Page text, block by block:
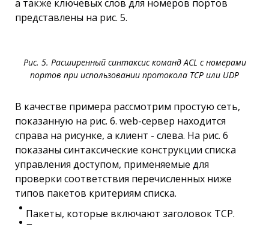
а также ключевых слов для номеров портов
представлены на рис. 5.
Рис. 5. Расширенный синтаксис команд ACL с номерами
портов при использовании протокола ТСР или UDP
В качестве примера рассмотрим простую сеть,
показанную на рис. 6. web-сервер находится
справа на рисунке, а клиент - слева. На рис. 6
показаны синтаксические конструкции списка
управления доступом, применяемые для
проверки соответствия перечисленных ниже
типов пакетов критериям списка.
Пакеты, которые включают заголовок ТСР.